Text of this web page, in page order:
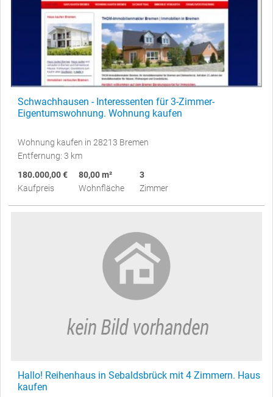
Schwachhausen - Interessenten für 3-Zimmer-
Eigentumswohnung. Wohnung kaufen
Wohnung kaufen in 28213 Bremen
Entfernung: 3 km
180.000,00 €
Kaufpreis
80,00 m²
Wohnfläche
3
Zimmer
Hallo! Reihenhaus in Sebaldsbrück mit 4 Zimmern. Haus
kaufen